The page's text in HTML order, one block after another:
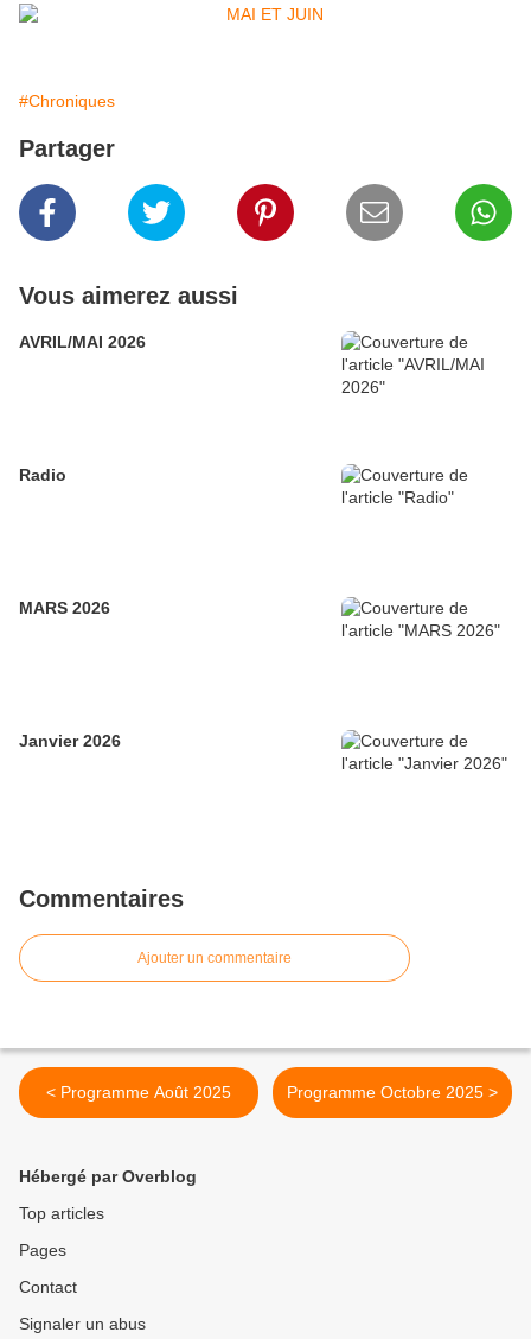
#Chroniques
Partager
Vous aimerez aussi
AVRIL/MAI 2026
Radio
MARS 2026
Janvier 2026
Commentaires
Ajouter un commentaire
< Programme Août 2025 Programme Octobre 2025 >
Hébergé par Overblog
Top articles
Pages
Contact
Signaler un abus